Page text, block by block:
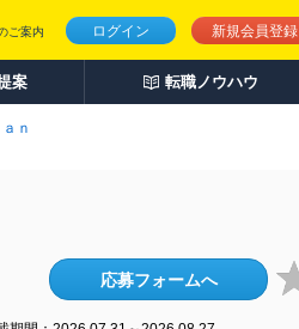
ログイン 新規会員登録
ご案内
案 転職ノウハウ
ｎ
応募フォームへ